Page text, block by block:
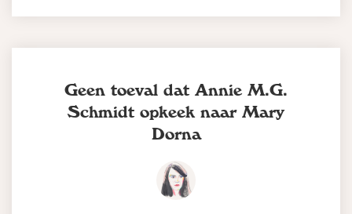
Geen toeval dat Annie M.G.
Schmidt opkeek naar Mary
Dorna